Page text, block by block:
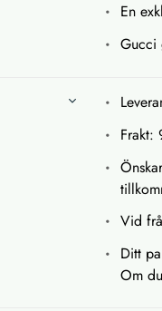
En
Gucci
Frakt:
Vid
Ditt
Om